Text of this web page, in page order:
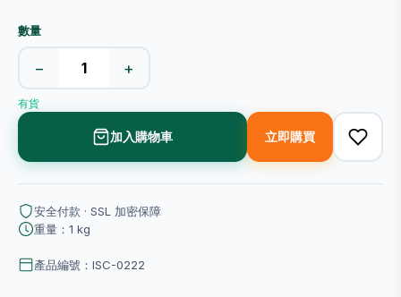
數量
− +
有貨
加入購物車 立即購買
安全付款 · SSL 加密保障
重量：1 kg
產品編號：ISC-0222